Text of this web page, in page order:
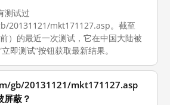
测试过
20131121/mkt171127.asp。截至
）的最近一次测试，它在中国大陆被
即测试”按钮获取最新结果。
gb/20131121/mkt171127.asp
屏蔽？